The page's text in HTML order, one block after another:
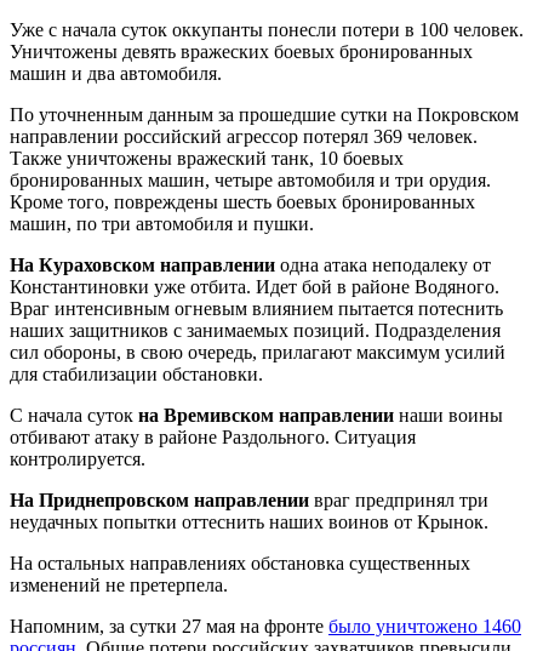
Уже с начала суток оккупанты понесли потери в 100 человек.
Уничтожены девять вражеских боевых бронированных
машин и два автомобиля.
По уточненным данным за прошедшие сутки на Покровском
направлении российский агрессор потерял 369 человек.
Также уничтожены вражеский танк, 10 боевых
бронированных машин, четыре автомобиля и три орудия.
Кроме того, повреждены шесть боевых бронированных
машин, по три автомобиля и пушки.
На Кураховском направлении одна атака неподалеку от
Константиновки уже отбита. Идет бой в районе Водяного.
Враг интенсивным огневым влиянием пытается потеснить
наших защитников с занимаемых позиций. Подразделения
сил обороны, в свою очередь, прилагают максимум усилий
для стабилизации обстановки.
С начала суток на Времивском направлении наши воины
отбивают атаку в районе Раздольного. Ситуация
контролируется.
На Приднепровском направлении враг предпринял три
неудачных попытки оттеснить наших воинов от Крынок.
На остальных направлениях обстановка существенных
изменений не претерпела.
Напомним, за сутки 27 мая на фронте было уничтожено 1460